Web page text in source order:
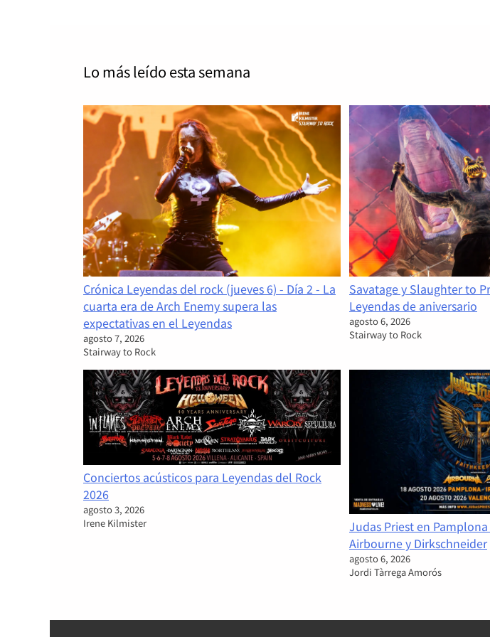
Lo más leído esta semana
Crónica Leyendas del rock (jueves 6) - Día 2 - La
cuarta era de Arch Enemy supera las
expectativas en el Leyendas
agosto 7, 2026
Stairway to Rock
Savatage y Slaughter to
Leyendas de aniversario
agosto 6, 2026
Stairway to Rock
Conciertos acústicos para Leyendas del Rock
2026
agosto 3, 2026
Irene Kilmister
Judas Priest en
Airbourne y Dirkschneider
agosto 6, 2026
Jordi Tàrrega Amorós